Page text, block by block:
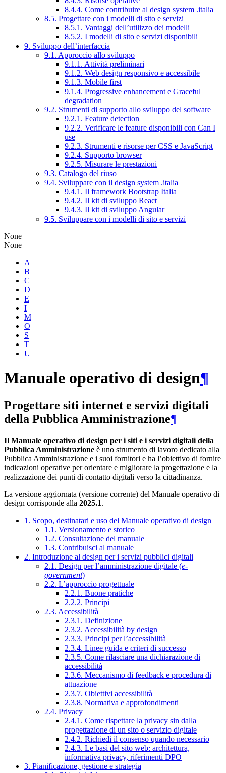
8.4.4. Come contribuire al design system .italia
8.5. Progettare con i modelli di sito e servizi
8.5.1. Vantaggi dell’utilizzo dei modelli
8.5.2. I modelli di sito e servizi disponibili
9. Sviluppo dell’interfaccia
9.1. Approccio allo sviluppo
9.1.1. Attività preliminari
9.1.2. Web design responsivo e accessibile
9.1.3. Mobile first
9.1.4. Progressive enhancement e Graceful
degradation
9.2. Strumenti di supporto allo sviluppo del software
9.2.1. Feature detection
9.2.2. Verificare le feature disponibili con Can I
use
9.2.3. Strumenti e risorse per CSS e JavaScript
9.2.4. Supporto browser
9.2.5. Misurare le prestazioni
9.3. Catalogo del riuso
9.4. Sviluppare con il design system .italia
9.4.1. Il framework Bootstrap Italia
9.4.2. Il kit di sviluppo React
9.4.3. Il kit di sviluppo Angular
9.5. Sviluppare con i modelli di sito e servizi
None
None
A
B
C
D
E
I
M
O
S
T
U
Manuale operativo di design¶
Progettare siti internet e servizi digitali
della Pubblica Amministrazione¶
Il Manuale operativo di design per i siti e i servizi digitali della
Pubblica Amministrazione è uno strumento di lavoro dedicato alla
Pubblica Amministrazione e i suoi fornitori e ha l’obiettivo di fornire
indicazioni operative per orientare e migliorare la progettazione e la
realizzazione dei punti di contatto digitali verso la cittadinanza.
La versione aggiornata (versione corrente) del Manuale operativo di
design corrisponde alla 2025.1.
1. Scopo, destinatari e uso del Manuale operativo di design
1.1. Versionamento e storico
1.2. Consultazione del manuale
1.3. Contribuisci al manuale
2. Introduzione al design per i servizi pubblici digitali
2.1. Design per l’amministrazione digitale (e-
government)
2.2. L’approccio progettuale
2.2.1. Buone pratiche
2.2.2. Principi
2.3. Accessibilità
2.3.1. Definizione
2.3.2. Accessibilità by design
2.3.3. Principi per l’accessibilità
2.3.4. Linee guida e criteri di successo
2.3.5. Come rilasciare una dichiarazione di
accessibilità
2.3.6. Meccanismo di feedback e procedura di
attuazione
2.3.7. Obiettivi accessibilità
2.3.8. Normativa e approfondimenti
2.4. Privacy
2.4.1. Come rispettare la privacy sin dalla
progettazione di un sito o servizio digitale
2.4.2. Richiedi il consenso quando necessario
2.4.3. Le basi del sito web: architettura,
informativa privacy, riferimenti DPO
3. Pianificazione, gestione e strategia